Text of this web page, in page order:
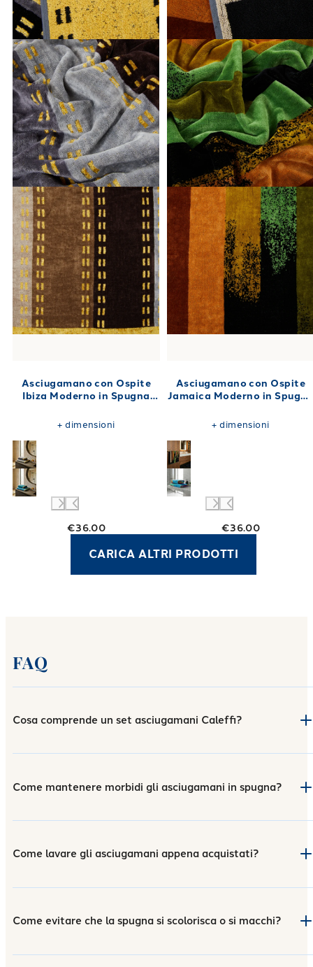
Asciugamano con Ospite
Ibiza Moderno in Spugna
€36.00
+dimensioni
Asciugamano con Ospite
Jamaica Moderno in Spugna
€36.00
+dimensioni
CARICA ALTRI PRODOTTI
FAQ
Cosa comprende un set asciugamani Caleffi?
Come mantenere morbidi gli asciugamani in spugna?
Come lavare gli asciugamani appena acquistati?
Come evitare che la spugna si scolorisca o si macchi?